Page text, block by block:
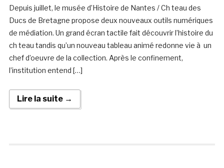
Depuis juillet, le musée d’Histoire de Nantes / Ch teau des
Ducs de Bretagne propose deux nouveaux outils numériques
de médiation. Un grand écran tactile fait découvrir l’histoire du
ch teau tandis qu’un nouveau tableau animé redonne vie à un
chef d’oeuvre de la collection. Après le confinement,
l’institution entend […]
Lire la suite →